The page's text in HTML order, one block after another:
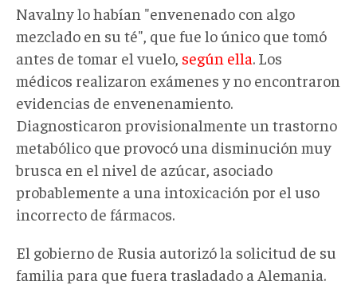
Navalny lo habían "envenenado con algo
mezclado en su té", que fue lo único que tomó
antes de tomar el vuelo, según ella. Los
médicos realizaron exámenes y no encontraron
evidencias de envenenamiento.
Diagnosticaron provisionalmente un trastorno
metabólico que provocó una disminución muy
brusca en el nivel de azúcar, asociado
probablemente a una intoxicación por el uso
incorrecto de fármacos.
El gobierno de Rusia autorizó la solicitud de su
familia para que fuera trasladado a Alemania.